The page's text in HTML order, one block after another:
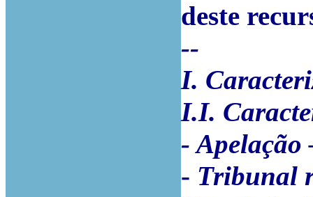
deste
--
I.
I.I.
-
- Tribunal